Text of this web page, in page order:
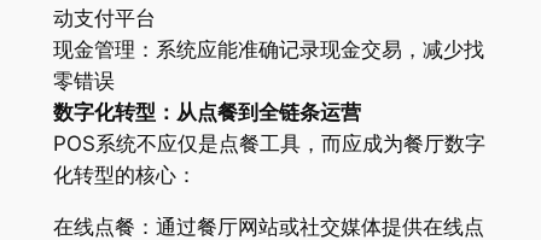
动支付平台
现金管理：系统应能准确记录现金交易，减少找
零错误
数字化转型：从点餐到全链条运营
POS系统不应仅是点餐工具，而应成为餐厅数字
化转型的核心：
在线点餐：通过餐厅网站或社交媒体提供在线点